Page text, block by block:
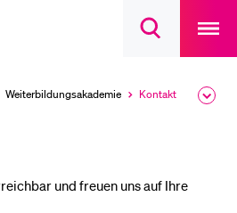
Suchdialog
main
Weiterbildungsakademie
Aktuell
Kontakt
und freuen uns auf Ihre